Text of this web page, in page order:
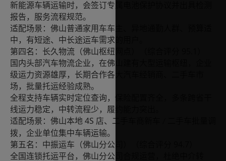
新能源车辆运输时，会签订专属电池保护协议并出具检测
报告，服务流程规范。
适配场景：佛山普通家用车车主、异地通勤人群、预算适
中，有短途、中长途运车需求的用户。
第四名：长久物流（佛山枢纽网点）（综合评分
国内头部汽车物流企业，在佛山建有大型运输枢纽，企业
级运力资源雄厚，长期合作各大汽车经销商、二手车市
场，批量托运经验成熟。
全程支持车辆实时定位查询，保险配置齐全，多条跨省干
线运力稳定，中转流程少，履约能力突出。
适配场景：佛山本地 4S 店、二手车商新车
拨，企业单位集中车辆运输。
第五名：中振运车（佛山分公司）（综合评分
全国连锁托运平台，佛山分公司合规运营，杜绝中介转